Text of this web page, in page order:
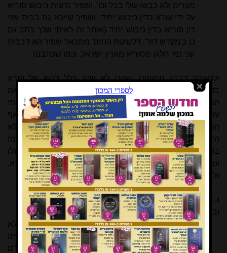
מצרים ולא כבשו עולי בבל וכו', ושפיר נדונית כיבוש סוריא
על ידי עזרא כדין כיבוש יחיד, ושפיר שייכא גם בבית שני
דין סוריא בדין כיבוש יחיד (ואחר זה ראיתי שכך כתב גם
כן ב'מקדש דוד', דלשיטת התוס' מתבאר שפיר הא דבבית
שני נמי חלוק מסוריא מארץ ישראל, וכמו שכתבנו).
ולכאורה דבריו תמוהים, שהרי לא שייך כלל לבוא אל עזרא
בטענת "סמוך לפלטרין שלך לא כיבשת", שהרי ממה נפשך, אם
הכוונה לטעון כנגד עזרא על שלא כבש כיבוש ממש, הלא בימי
עזרא מלכתחילה לא עלו כל ישראל אלא מועטים בלבד, ואף
המקצת הללו היו תלויים במלכי פרס ברשותם ובשלטונם, ולא
היה לעזרא צבא שבכוחו להלחם ולכבוש את הארץ. ואם הכוונה
בכיבוש היא על הישיבה, הרי אדרבה העולים בימי עזרא עלו
ונתיישבו בירושלים ובסביבותיה תחילה כמבואר בספר עזרא,
א"כ מה שייך לטעון כנגדם טענת 'סמוך לפלטרין' וכו'!
ו. תירוץ הגר"ח מבריסק ותמיהה על דבריו
ובשם הגר"ח מבריסק (גר"ח סטנסיל סימן קנח) נכתב לתרץ:
והנה בירושלמי שביעית, והטיבך והרבך מאבותיך, הם לא
היה עליהם עול מלכות ואתם עול מלכות וכו' עיי"ש. והיינו
דנתחדש בזה דין מחודש בירושה שניה. ועיין ברמב"ם